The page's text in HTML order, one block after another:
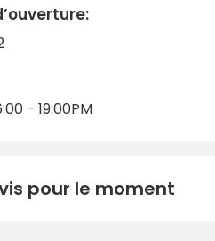
à sensations fortes, des
entièrement équipés
plaisir, de détente et de
- 19:00PM
pour le moment